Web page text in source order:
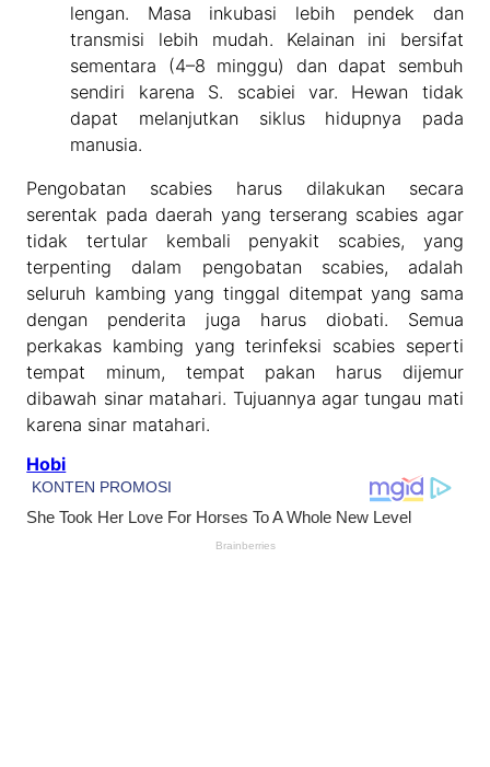
lengan. Masa inkubasi lebih pendek dan
transmisi lebih mudah. Kelainan ini bersifat
sementara (4–8 minggu) dan dapat sembuh
sendiri karena S. scabiei var. Hewan tidak
dapat melanjutkan siklus hidupnya pada
manusia.
Pengobatan scabies harus dilakukan secara
serentak pada daerah yang terserang scabies agar
tidak tertular kembali penyakit scabies, yang
terpenting dalam pengobatan scabies, adalah
seluruh kambing yang tinggal ditempat yang sama
dengan penderita juga harus diobati. Semua
perkakas kambing yang terinfeksi scabies seperti
tempat minum, tempat pakan harus dijemur
dibawah sinar matahari. Tujuannya agar tungau mati
karena sinar matahari.
Hobi